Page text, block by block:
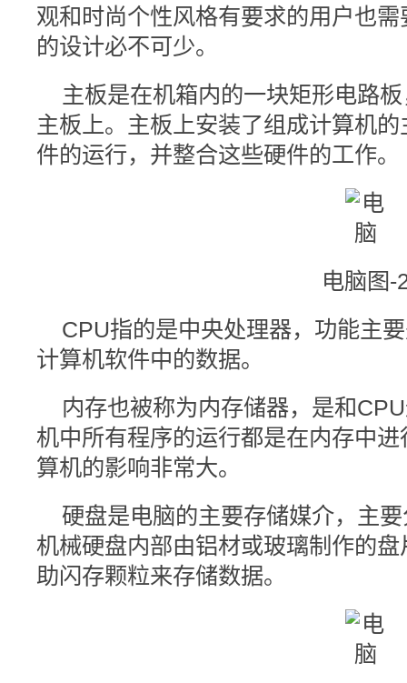
观和时尚个性风格有要求的用户也
的设计必不可少。
主板是在机箱内的一块矩形电路
主板上。主板上安装了组成计算机
件的运行，并整合这些硬件的工作。
电脑图-
CPU指的是中央处理器，功能主
计算机软件中的数据。
内存也被称为内存储器，是和
机中所有程序的运行都是在内存中
算机的影响非常大。
硬盘是电脑的主要存储媒介，主
机械硬盘内部由铝材或玻璃制作的
助闪存颗粒来存储数据。